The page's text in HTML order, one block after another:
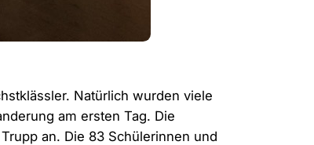
Natürlich wurden viele
am ersten Tag. Die
an. Die 83 Schülerinnen und